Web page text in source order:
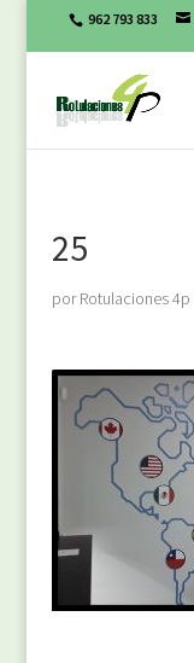
962 793 833
25
porRotulaciones 4p